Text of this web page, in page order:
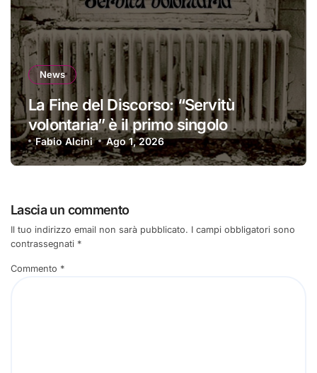
News
La Fine del Discorso: “Servitù
volontaria” è il primo singolo
Fabio Alcini Ago 1, 2026
Lascia un commento
Il tuo indirizzo email non sarà pubblicato. I campi obbligatori sono
contrassegnati *
Commento *